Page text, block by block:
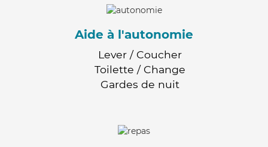
Aide à l'autonomie
Lever / Coucher
Toilette / Change
Gardes de nuit